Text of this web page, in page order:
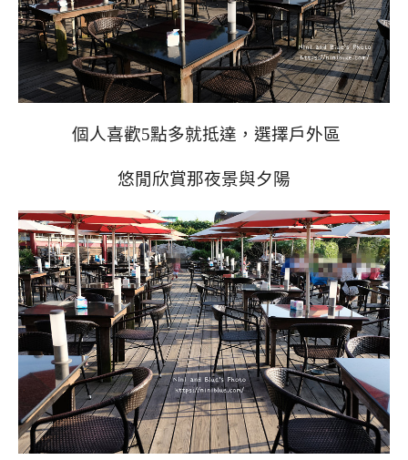
個人喜歡5點多就抵達，選擇戶外區
悠閒欣賞那夜景與夕陽